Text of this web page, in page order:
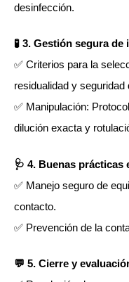
desinfección.
🧪 3. Gestión segura de
✅ Criterios para la
residualidad y seguridad
✅ Manipulación:
dilución exacta y
🩺 4. Buenas
✅ Manejo seguro de
contacto.
✅ Prevención de la
💬 5. Cierre y